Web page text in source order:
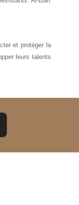
et protéger la
leurs talents